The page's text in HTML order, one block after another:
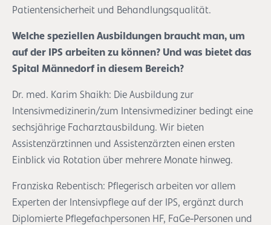
Patientensicherheit und Behandlungsqualität.
Welche speziellen Ausbildungen braucht man, um
auf der IPS arbeiten zu können? Und was bietet das
Spital Männedorf in diesem Bereich?
Dr. med. Karim Shaikh: Die Ausbildung zur
Intensivmedizinerin/zum Intensivmediziner bedingt eine
sechsjährige Facharztausbildung. Wir bieten
Assistenzärztinnen und Assistenzärzten einen ersten
Einblick via Rotation über mehrere Monate hinweg.
Franziska Rebentisch: Pflegerisch arbeiten vor allem
Experten der Intensivpflege auf der IPS, ergänzt durch
Diplomierte Pflegefachpersonen HF, FaGe-Personen und